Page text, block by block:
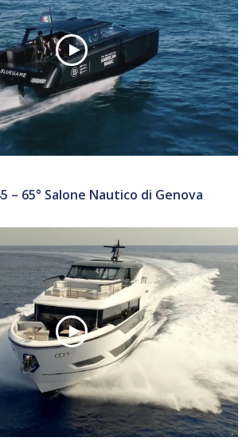
– 65° Salone Nautico di Genova